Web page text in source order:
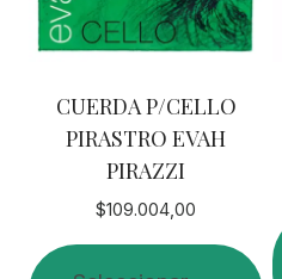
elegir
en
página
producto
CUERDA P/CELLO
PIRASTRO EVAH
PIRAZZI
$109.004,00